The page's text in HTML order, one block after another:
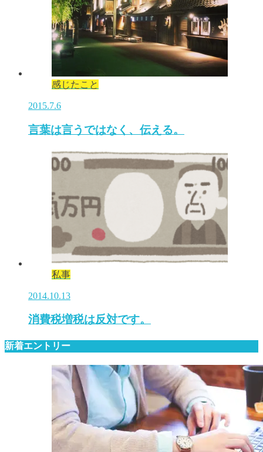
感じたこと
2015.7.6
言葉は言うではなく、伝える。
私事
2014.10.13
消費税増税は反対です。
新着エントリー